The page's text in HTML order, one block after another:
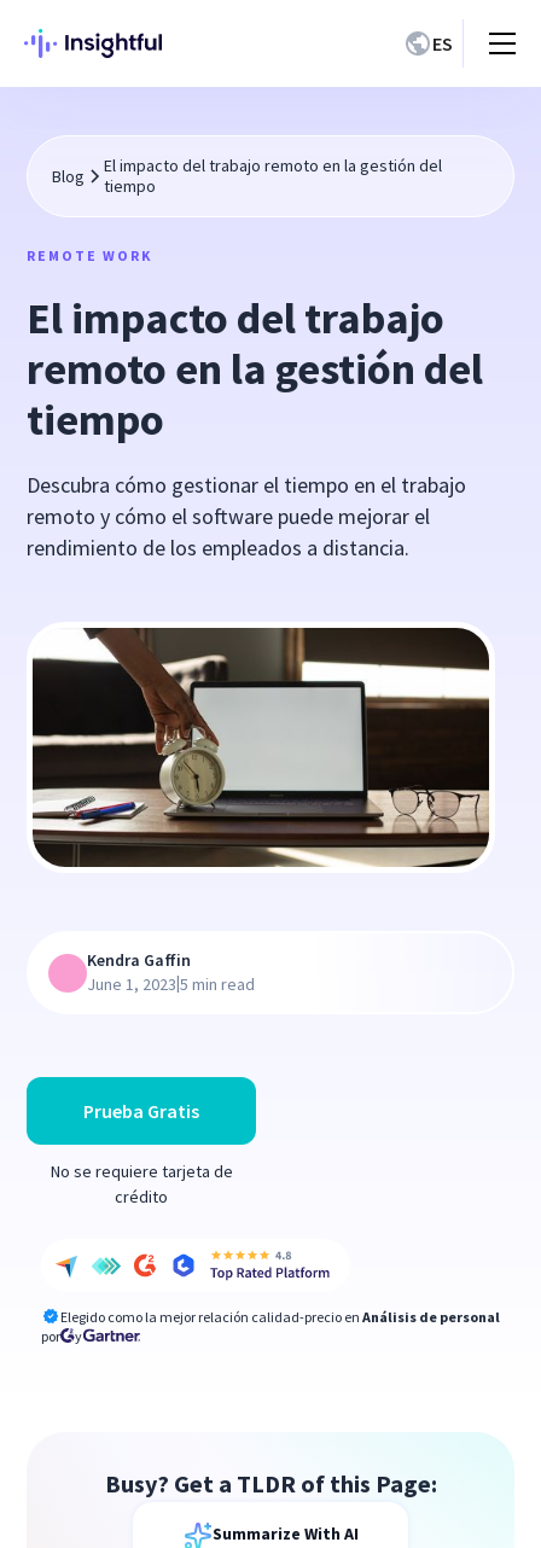
ES
Blog
El impacto del trabajo remoto en la gestión del
tiempo
REMOTE WORK
El impacto del trabajo
remoto en la gestión del
tiempo
Descubra cómo gestionar el tiempo en el trabajo
remoto y cómo el software puede mejorar el
rendimiento de los empleados a distancia.
Prueba Gratis
No se requiere tarjeta de
crédito
Elegido como la mejor relación calidad-precio en Análisis de personal
por
y
Kendra Gaffin
June 1, 2023|5 min read
Busy? Get a TLDR of this Page:
Summarize With AI